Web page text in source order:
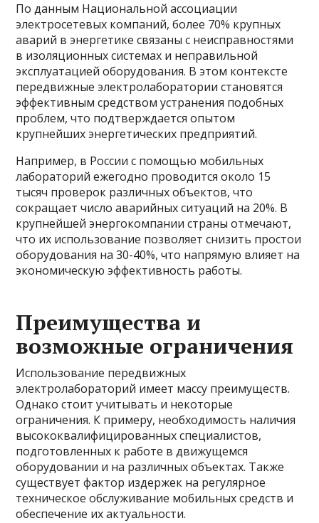
По данным Национальной ассоциации
электросетевых компаний, более 70% крупных
аварий в энергетике связаны с неисправностями
в изоляционных системах и неправильной
эксплуатацией оборудования. В этом контексте
передвижные электролаборатории становятся
эффективным средством устранения подобных
проблем, что подтверждается опытом
крупнейших энергетических предприятий.
Например, в России с помощью мобильных
лабораторий ежегодно проводится около 15
тысяч проверок различных объектов, что
сокращает число аварийных ситуаций на 20%. В
крупнейшей энергокомпании страны отмечают,
что их использование позволяет снизить простои
оборудования на 30-40%, что напрямую влияет на
экономическую эффективность работы.
Преимущества и
возможные ограничения
Использование передвижных
электролабораторий имеет массу преимуществ.
Однако стоит учитывать и некоторые
ограничения. К примеру, необходимость наличия
высококвалифицированных специалистов,
подготовленных к работе в движущемся
оборудовании и на различных объектах. Также
существует фактор издержек на регулярное
техническое обслуживание мобильных средств и
обеспечение их актуальности.